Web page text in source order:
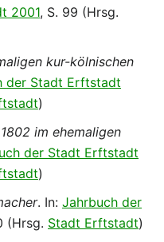
2001, S. 99 (Hrsg.
kur-kölnischen
der Stadt Erftstadt
)
im ehemaligen
der Stadt Erftstadt
)
. In: Jahrbuch der
(Hrsg. Stadt Erftstadt)